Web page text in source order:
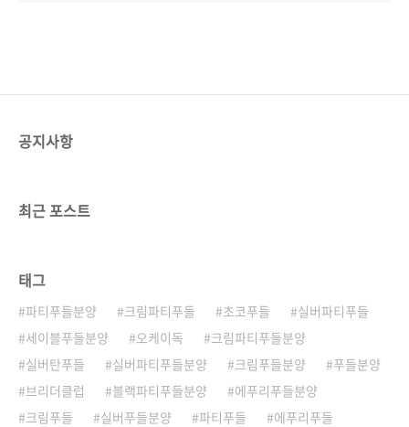
공지사항
최근 포스트
태그
파티푸들분양 크림파티푸들 초코푸들
실버파티푸들
세이블푸들분양
오케이독
크림파티푸들분양
실버탄푸들
실버파티푸들분양 크림푸들분양
푸들분양
브리더클럽
블랙파티푸들분양
에푸리푸들분양
크림푸들
실버푸들분양 파티푸들
에푸리푸들